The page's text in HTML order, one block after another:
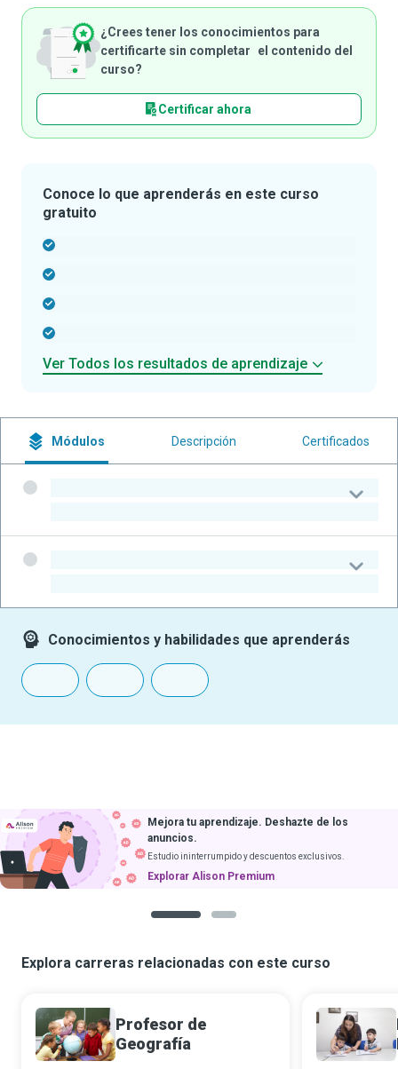
¿Crees tener los conocimientos para
certificarte sin completar el contenido del
curso?
Certificar ahora
Conoce lo que aprenderás en este curso
gratuito
Ver Todos los resultados de aprendizaje
Módulos Descripción Certificados
Conocimientos y habilidades que aprenderás
Mejora tu aprendizaje. Deshazte de los
anuncios.
Estudio ininterrumpido y descuentos exclusivos.
Explorar Alison Premium
Explora carreras relacionadas con este curso
Profesor de
Geografía